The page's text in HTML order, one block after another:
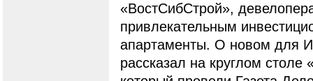
«ВостСибСтрой»,
привлекательным
апартаменты. О новом для
рассказал на круглом столе